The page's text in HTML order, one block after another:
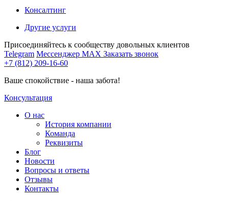
Консалтинг
Другие услуги
Присоединяйтесь к сообществу довольных клиентов
Telegram Мессенджер MAX Заказать звонок
+7 (812) 209-16-60
Ваше спокойствие - наша забота!
Консультация
О нас
История компании
Команда
Реквизиты
Блог
Новости
Вопросы и ответы
Отзывы
Контакты